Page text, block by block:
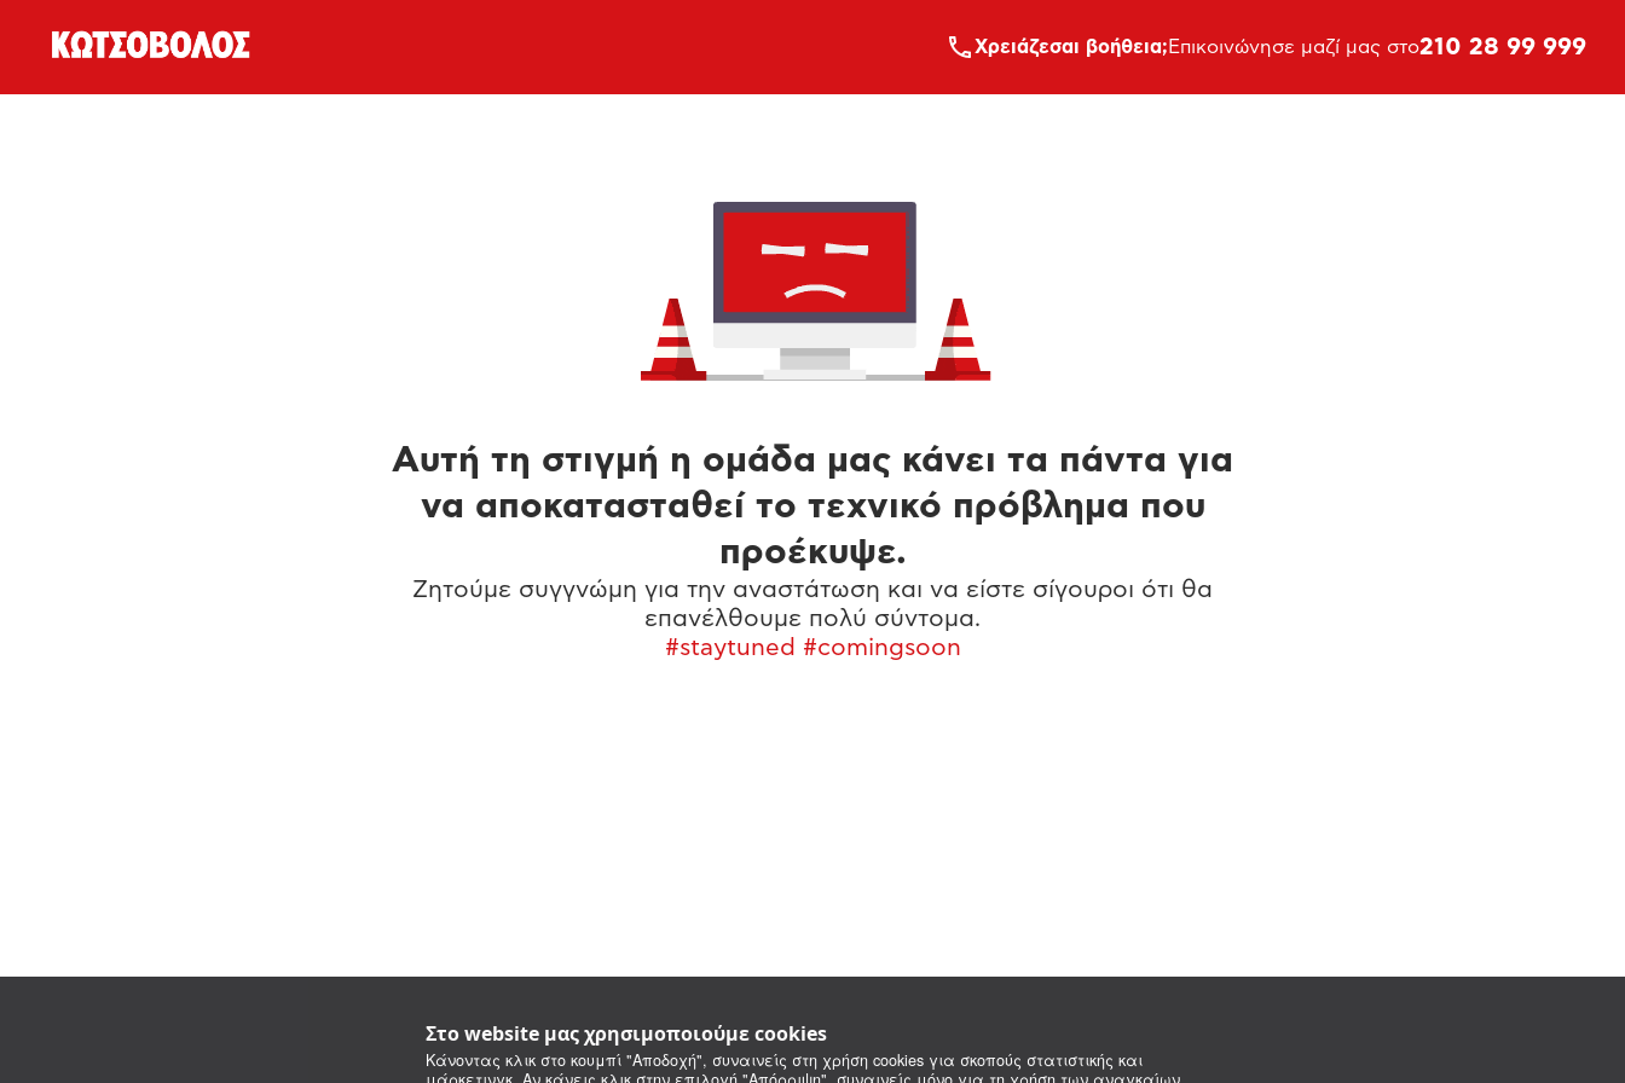
Στο website μας χρησιμοποιούμε cookies
Κάνοντας κλικ στο κουμπί "Αποδοχή", συναινείς στη χρήση cookies για σκοπούς στατιστικής και
Xρειάζεσαι βοήθεια; Επικοινώνησε μαζί μας στο210 28 99 999
Αυτή τη στιγμή η ομάδα μας κάνει τα πάντα για
να αποκατασταθεί το τεχνικό πρόβλημα που
προέκυψε.
Ζητούμε συγγνώμη για την αναστάτωση και να είστε σίγουροι ότι θα
επανέλθουμε πολύ σύντομα.
#staytuned #comingsoon